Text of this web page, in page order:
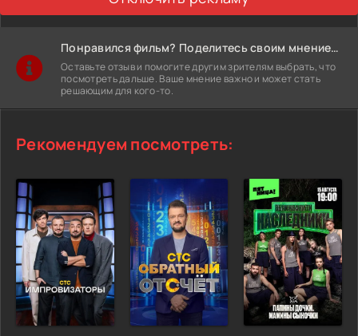
Понравился фильм? Поделитесь своим мнением!
Оставьте отзыв и помогите другим зрителям выбрать, что
посмотреть дальше. Ваше мнение важно и может стать
решающим для кого-то.
Рекомендуем посмотреть: